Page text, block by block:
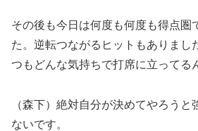
その後も今日は何度も何度も得点圏
た。逆転つながるヒットもありまし
つもどんな気持ちで打席に立ってる
（森下）絶対自分が決めてやろうと
ないです。